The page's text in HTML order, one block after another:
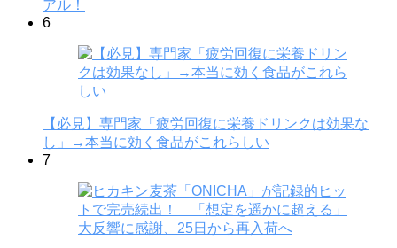
アル！
6
【必見】専門家「疲労回復に栄養ドリンクは効果な
し」→本当に効く食品がこれらしい
7